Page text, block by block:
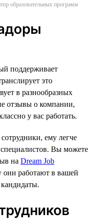
образовательных программ
поддерживает
это
в разнообразных
отзывы о компании,
у вас работать.
ему легче
Вы можете
на Dream Job
они работают в вашей